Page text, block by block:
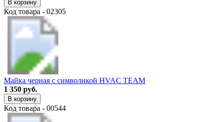
В корзину
Код товара - 02305
Майка черная с символикой HVAC TEAM
1 350 руб.
В корзину
Код товара - 00544